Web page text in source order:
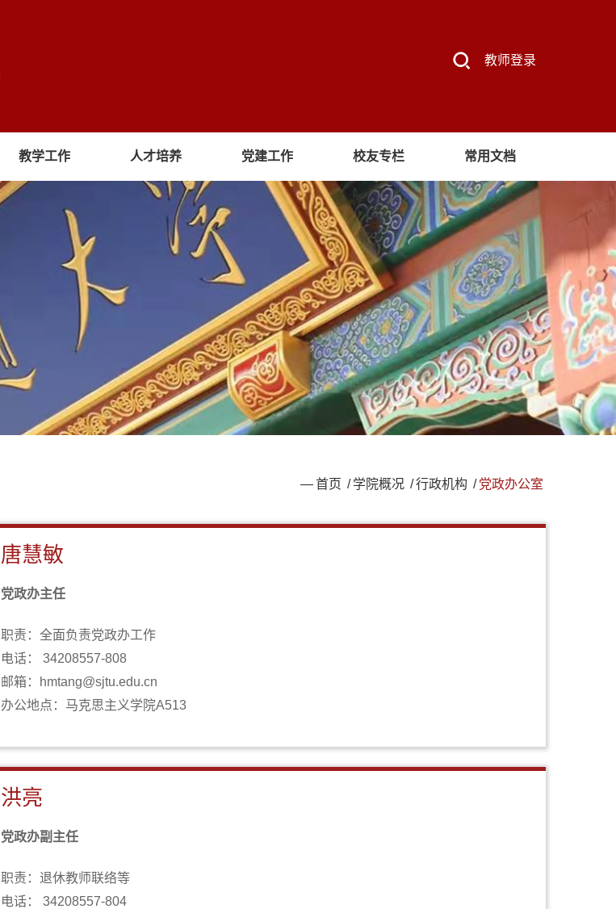
教师登录
教学工作 人才培养 党建工作 校友专栏 常用文档
—首页 / 学院概况 /行政机构 / 党政办公室
唐慧敏
党政办主任
职责：全面负责党政办工作
电话： 34208557-808
邮箱：hmtang@sjtu.edu.cn
办公地点：马克思主义学院A513
洪亮
党政办副主任
职责：退休教师联络等
电话： 34208557-804